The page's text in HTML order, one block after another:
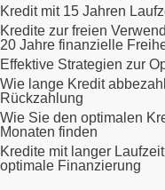
Kredit mit 15 Jahren
Kredite zur freien
20 Jahre finanzielle
Effektive Strategien zur
Wie lange Kredit
Rückzahlung
Wie Sie den optimalen
Monaten finden
Kredite mit langer
optimale Finanzierung